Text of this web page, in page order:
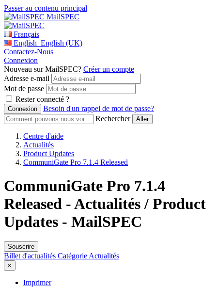
Passer au contenu principal
MailSPEC
Français
English English (UK)
Contactez-Nous
Connexion
Nouveau sur MailSPEC? Créer un compte
Adresse e-mail
Mot de passe
Rester connecté ?
Besoin d'un rappel de mot de passe?
Rechercher
Centre d'aide
Actualités
Product Updates
CommuniGate Pro 7.1.4 Released
CommuniGate Pro 7.1.4
Released - Actualités / Product
Updates - MailSPEC
Souscrire
Billet d'actualités Catégorie Actualités
×
Imprimer